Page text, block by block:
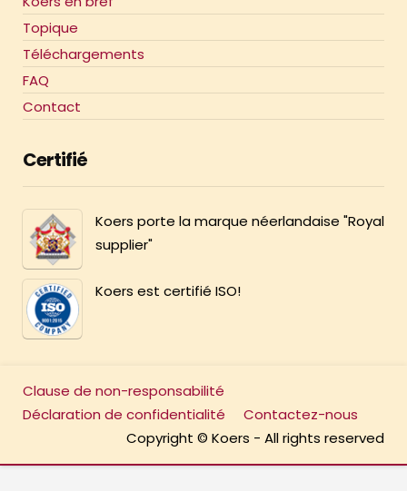
Topique
Téléchargements
FAQ
Contact
Certifié
Koers porte la marque néerlandaise "Royal
supplier"
Koers est certifié ISO!
Clause de non-responsabilité
Déclaration de confidentialité
Contactez-nous
Copyright © Koers - All rights reserved